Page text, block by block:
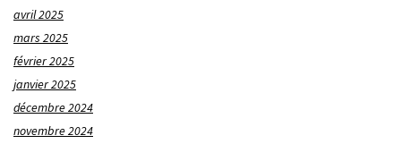
avril 2025
mars 2025
février 2025
janvier 2025
décembre 2024
novembre 2024